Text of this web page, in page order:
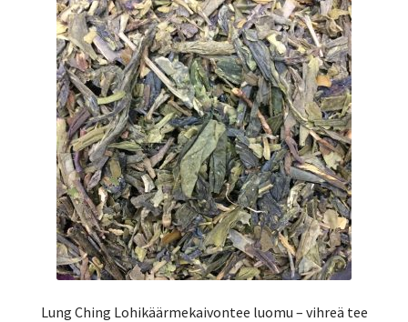
tehdä
valinnat
tuotteen
sivulla.
Lung Ching Lohikäärmekaivontee luomu – vihreä tee